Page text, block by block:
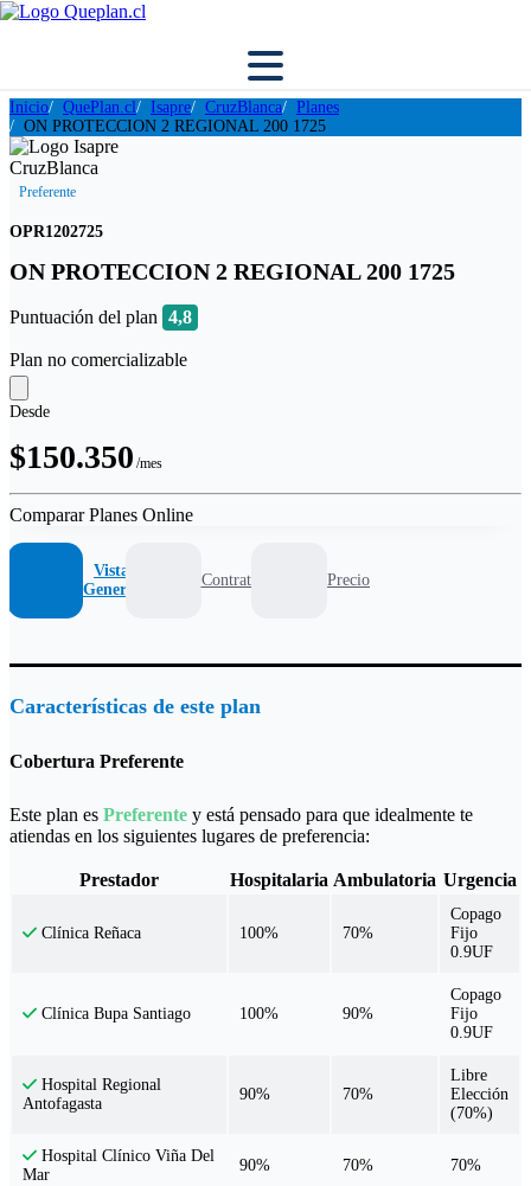
Inicio QuePlan.cl Isapre CruzBlanca
Planes
ON PROTECCION 2 REGIONAL 200 1725
Preferente
OPR1202725
ON PROTECCION 2 REGIONAL 200 1725
Puntuación del plan 4,8
Plan no comercializable
Desde
$150.350 /mes
Comparar Planes Online
Vista
General
Contrato Precio
Características de este plan
Cobertura Preferente
Este plan es Preferente y está pensado para que idealmente te
atiendas en los siguientes lugares de preferencia:
Prestador Hospitalaria Ambulatoria Urgencia
Clínica Reñaca 100% 70%
Copago
Fijo
0.9UF
Clínica Bupa Santiago 100% 90%
Copago
Fijo
0.9UF
Hospital Regional
Antofagasta
90% 70%
Libre
Elección
(70%)
Hospital Clínico Viña Del
Mar
90% 70% 70%